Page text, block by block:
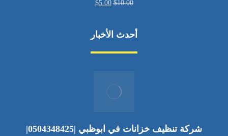
$10.00
$5.00
أحدث الأخبار
شركة تنظيف خزانات في ابوظبي |0504348425|